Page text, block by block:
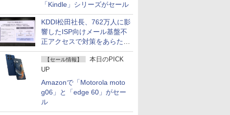
「Kindle」シリーズがセール
KDDI松田社長、762万人に影
響したISP向けメール基盤不
正アクセスで対策をあらため
て説明
【セール情報】
本日のPICK
UP
Amazonで「Motorola moto
g06」と「edge 60」がセー
ル